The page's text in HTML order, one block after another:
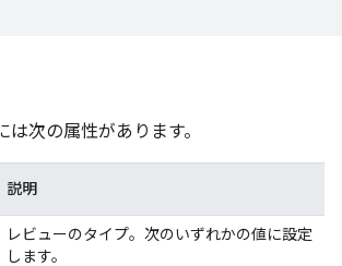
は次の属性があります。
説明
レビューのタイプ。次のいずれかの値に設定
します。